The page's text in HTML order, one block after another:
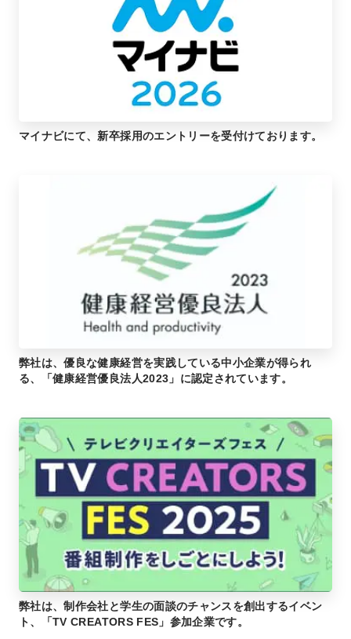
マイナビにて、新卒採用のエントリーを受付けております。
弊社は、優良な健康経営を実践している中小企業が得られ
る、「健康経営優良法人2023」に認定されています。
弊社は、制作会社と学生の面談のチャンスを創出するイベン
ト、「TV CREATORS FES」参加企業です。